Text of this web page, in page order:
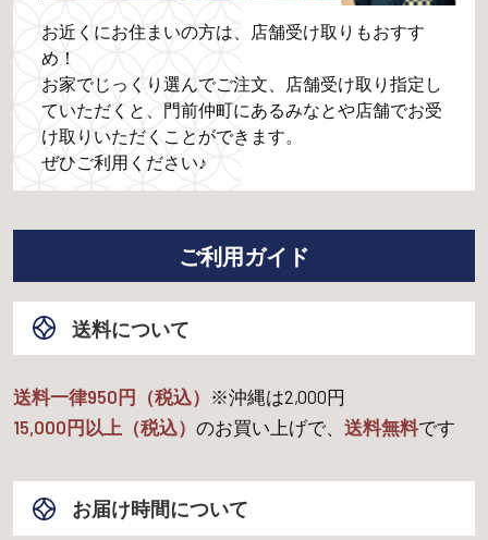
お近くにお住まいの方は、店舗受け取りもおすす
め！
お家でじっくり選んでご注文、店舗受け取り指定し
ていただくと、門前仲町にあるみなとや店舗でお受
け取りいただくことができます。
ぜひご利用ください♪
ご利用ガイド
送料について
送料一律950円（税込） ※沖縄は2,000円
15,000円以上（税込） のお買い上げで、 送料無料です
お届け時間について